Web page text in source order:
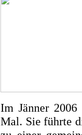
Im Jänner
Mal. Sie führte